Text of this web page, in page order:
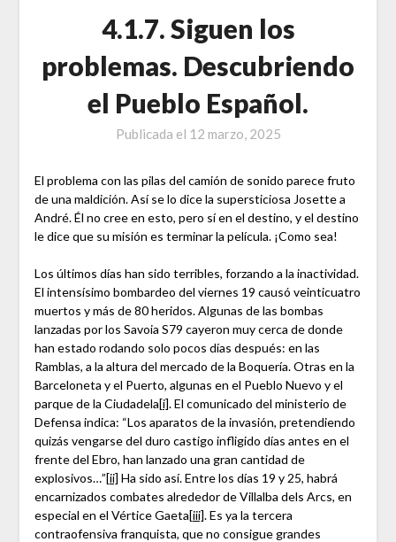
4.1.7. Siguen los
problemas. Descubriendo
el Pueblo Español.
Publicada el 12 marzo, 2025
El problema con las pilas del camión de sonido parece fruto
de una maldición. Así se lo dice la supersticiosa Josette a
André. Él no cree en esto, pero sí en el destino, y el destino
le dice que su misión es terminar la película. ¡Como sea!
Los últimos días han sido terribles, forzando a la inactividad.
El intensísimo bombardeo del viernes 19 causó veinticuatro
muertos y más de 80 heridos. Algunas de las bombas
lanzadas por los Savoia S79 cayeron muy cerca de donde
han estado rodando solo pocos días después: en las
Ramblas, a la altura del mercado de la Boquería. Otras en la
Barceloneta y el Puerto, algunas en el Pueblo Nuevo y el
parque de la Ciudadela[i]. El comunicado del ministerio de
Defensa indica: “Los aparatos de la invasión, pretendiendo
quizás vengarse del duro castigo infligido días antes en el
frente del Ebro, han lanzado una gran cantidad de
explosivos…”[ii] Ha sido así. Entre los días 19 y 25, habrá
encarnizados combates alrededor de Villalba dels Arcs, en
especial en el Vértice Gaeta[iii]. Es ya la tercera
contraofensiva franquista, que no consigue grandes